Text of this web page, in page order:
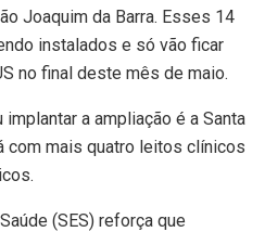
Joaquim da Barra. Esses 14
instalados e só vão ficar
no final deste mês de maio.
a ampliação é a Santa
com mais quatro leitos clínicos
(SES) reforça que